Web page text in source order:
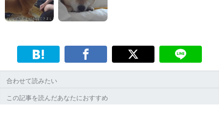
合わせて読みたい
この記事を読んだあなたにおすすめ